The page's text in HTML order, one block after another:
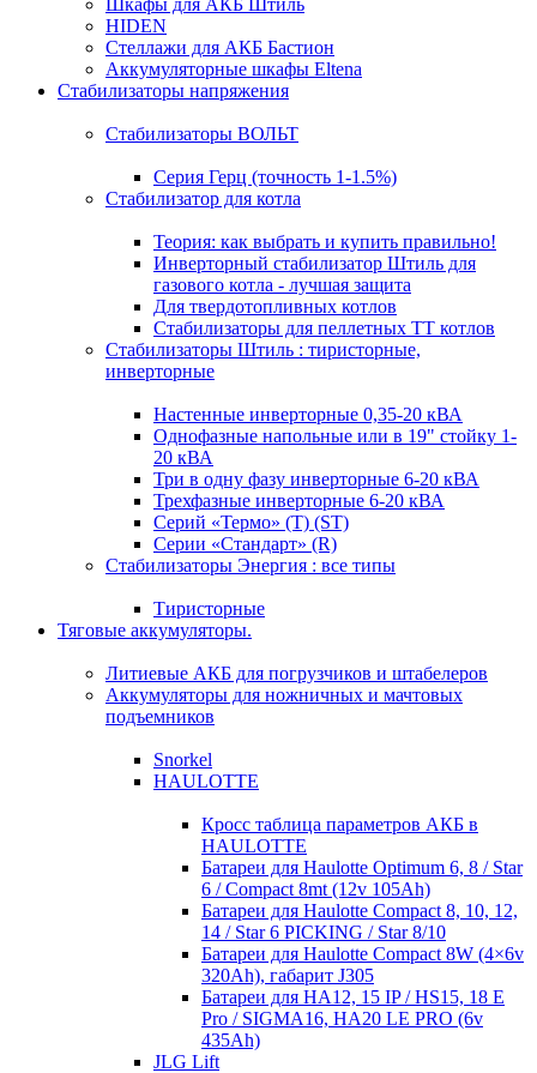
Шкафы для АКБ Штиль
HIDEN
Стеллажи для АКБ Бастион
Аккумуляторные шкафы Eltena
Стабилизаторы напряжения
Стабилизаторы ВОЛЬТ
Серия Герц (точность 1-1.5%)
Стабилизатор для котла
Теория: как выбрать и купить правильно!
Инверторный стабилизатор Штиль для
газового котла - лучшая защита
Для твердотопливных котлов
Стабилизаторы для пеллетных ТТ котлов
Стабилизаторы Штиль : тиристорные,
инверторные
Настенные инверторные 0,35-20 кВА
Однофазные напольные или в 19" стойку 1-
20 кВА
Три в одну фазу инверторные 6-20 кВА
Трехфазные инверторные 6-20 кВА
Серий «Термо» (T) (ST)
Серии «Стандарт» (R)
Стабилизаторы Энергия : все типы
Тиристорные
Тяговые аккумуляторы.
Литиевые АКБ для погрузчиков и штабелеров
Аккумуляторы для ножничных и мачтовых
подъемников
Snorkel
HAULOTTE
Кросc таблица параметров АКБ в
HAULOTTE
Батареи для Haulotte Optimum 6, 8 / Star
6 / Compact 8mt (12v 105Ah)
Батареи для Haulotte Compact 8, 10, 12,
14 / Star 6 PICKING / Star 8/10
Батареи для Haulotte Compact 8W (4×6v
320Ah), габарит J305
Батареи для HA12, 15 IP / HS15, 18 E
Pro / SIGMA16, HA20 LE PRO (6v
435Ah)
JLG Lift